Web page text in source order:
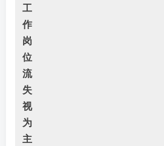
工
作
岗
位
流
失
视
为
主